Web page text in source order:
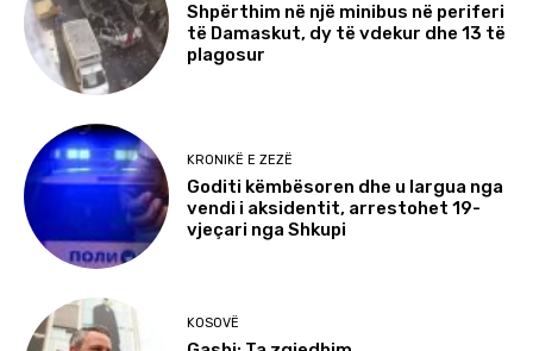
Shpërthim në një minibus në periferi
të Damaskut, dy të vdekur dhe 13 të
plagosur
KRONIKË E ZEZË
Goditi këmbësoren dhe u largua nga
vendi i aksidentit, arrestohet 19-
vjeçari nga Shkupi
KOSOVË